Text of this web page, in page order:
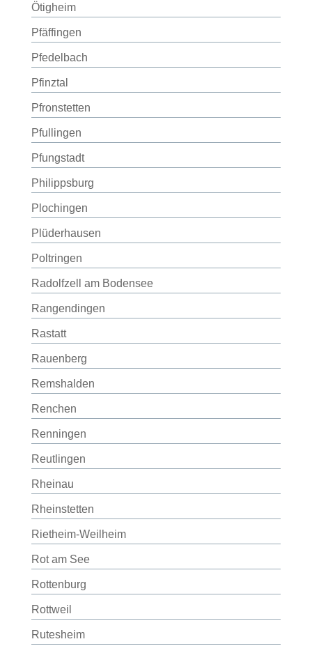
Ötigheim
Pfäffingen
Pfedelbach
Pfinztal
Pfronstetten
Pfullingen
Pfungstadt
Philippsburg
Plochingen
Plüderhausen
Poltringen
Radolfzell am Bodensee
Rangendingen
Rastatt
Rauenberg
Remshalden
Renchen
Renningen
Reutlingen
Rheinau
Rheinstetten
Rietheim-Weilheim
Rot am See
Rottenburg
Rottweil
Rutesheim